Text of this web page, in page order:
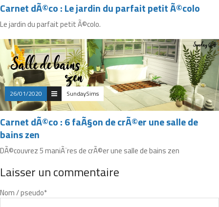
Carnet dÃ©co : Le jardin du parfait petit Ã©colo
Le jardin du parfait petit Ã©colo.
26/01/2020 SundaySims
Carnet dÃ©co : 6 faÃ§on de crÃ©er une salle de
bains zen
DÃ©couvrez 5 maniÃ¨res de crÃ©er une salle de bains zen
Laisser un commentaire
Nom / pseudo*